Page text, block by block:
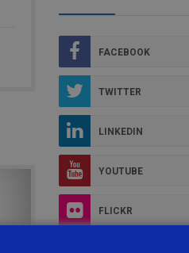
FACEBOOK
TWITTER
LINKEDIN
YOUTUBE
FLICKR